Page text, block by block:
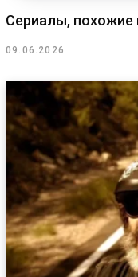
Сериалы, похожие
09.06.2026